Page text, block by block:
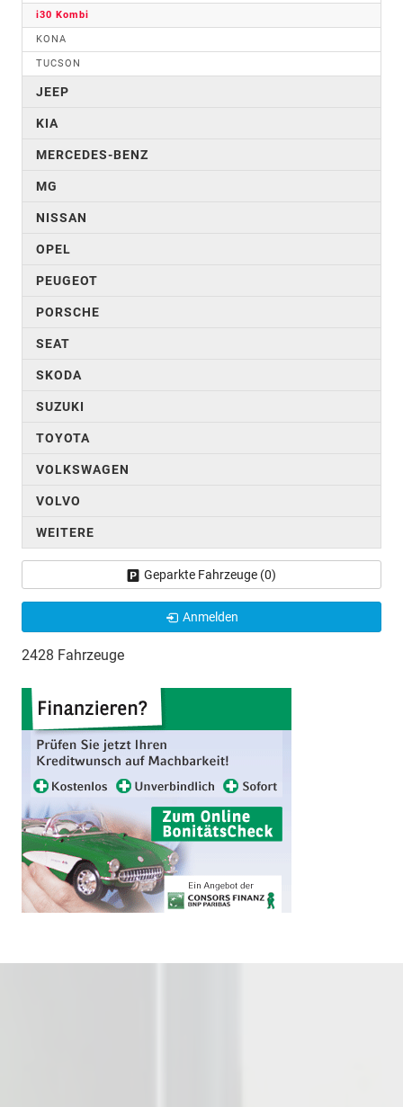
i30 Kombi
KONA
TUCSON
JEEP
KIA
MERCEDES-BENZ
MG
NISSAN
OPEL
PEUGEOT
PORSCHE
SEAT
SKODA
SUZUKI
TOYOTA
VOLKSWAGEN
VOLVO
WEITERE
Geparkte Fahrzeuge (0)
Anmelden
2428 Fahrzeuge